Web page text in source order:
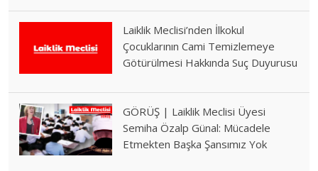
Laiklik Meclisi’nden İlkokul
Çocuklarının Cami Temizlemeye
Götürülmesi Hakkında Suç Duyurusu
GÖRÜŞ | Laiklik Meclisi Üyesi
Semiha Özalp Günal: Mücadele
Etmekten Başka Şansımız Yok